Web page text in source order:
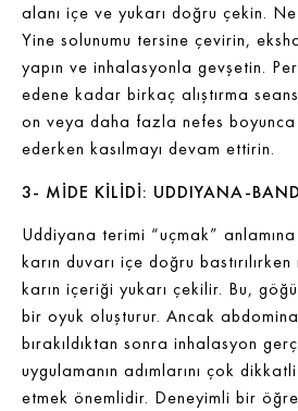
alanı içe ve yukarı doğru çekin.
Yine solunumu tersine çevirin,
yapın ve inhalasyonla gevşetin.
edene kadar birkaç alıştırma
on veya daha fazla nefes
ederken kasılmayı devam ettirin.
3- MİDE KİLİDİ: UDDIYANA-
Uddiyana terimi “uçmak”
karın duvarı içe doğru
karın içeriği yukarı çekilir. Bu,
bir oyuk oluşturur. Ancak
bırakıldıktan sonra inhalasyon
uygulamanın adımlarını çok
etmek önemlidir. Deneyimli bir